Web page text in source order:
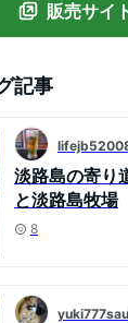
販売サイ
記事
淡路島の寄り
と淡路島牧場
8